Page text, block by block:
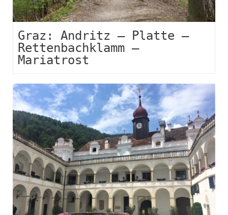
Graz: Andritz – Platte –
Rettenbachklamm –
Mariatrost